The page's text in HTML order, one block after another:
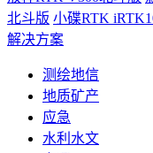
北斗版 小碟RTK
解决方案
测绘地信
地质矿产
应急
水利水文